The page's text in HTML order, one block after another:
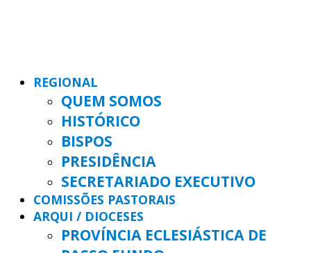
REGIONAL
QUEM SOMOS
HISTÓRICO
BISPOS
PRESIDÊNCIA
SECRETARIADO EXECUTIVO
COMISSÕES PASTORAIS
ARQUI / DIOCESES
PROVÍNCIA ECLESIÁSTICA DE